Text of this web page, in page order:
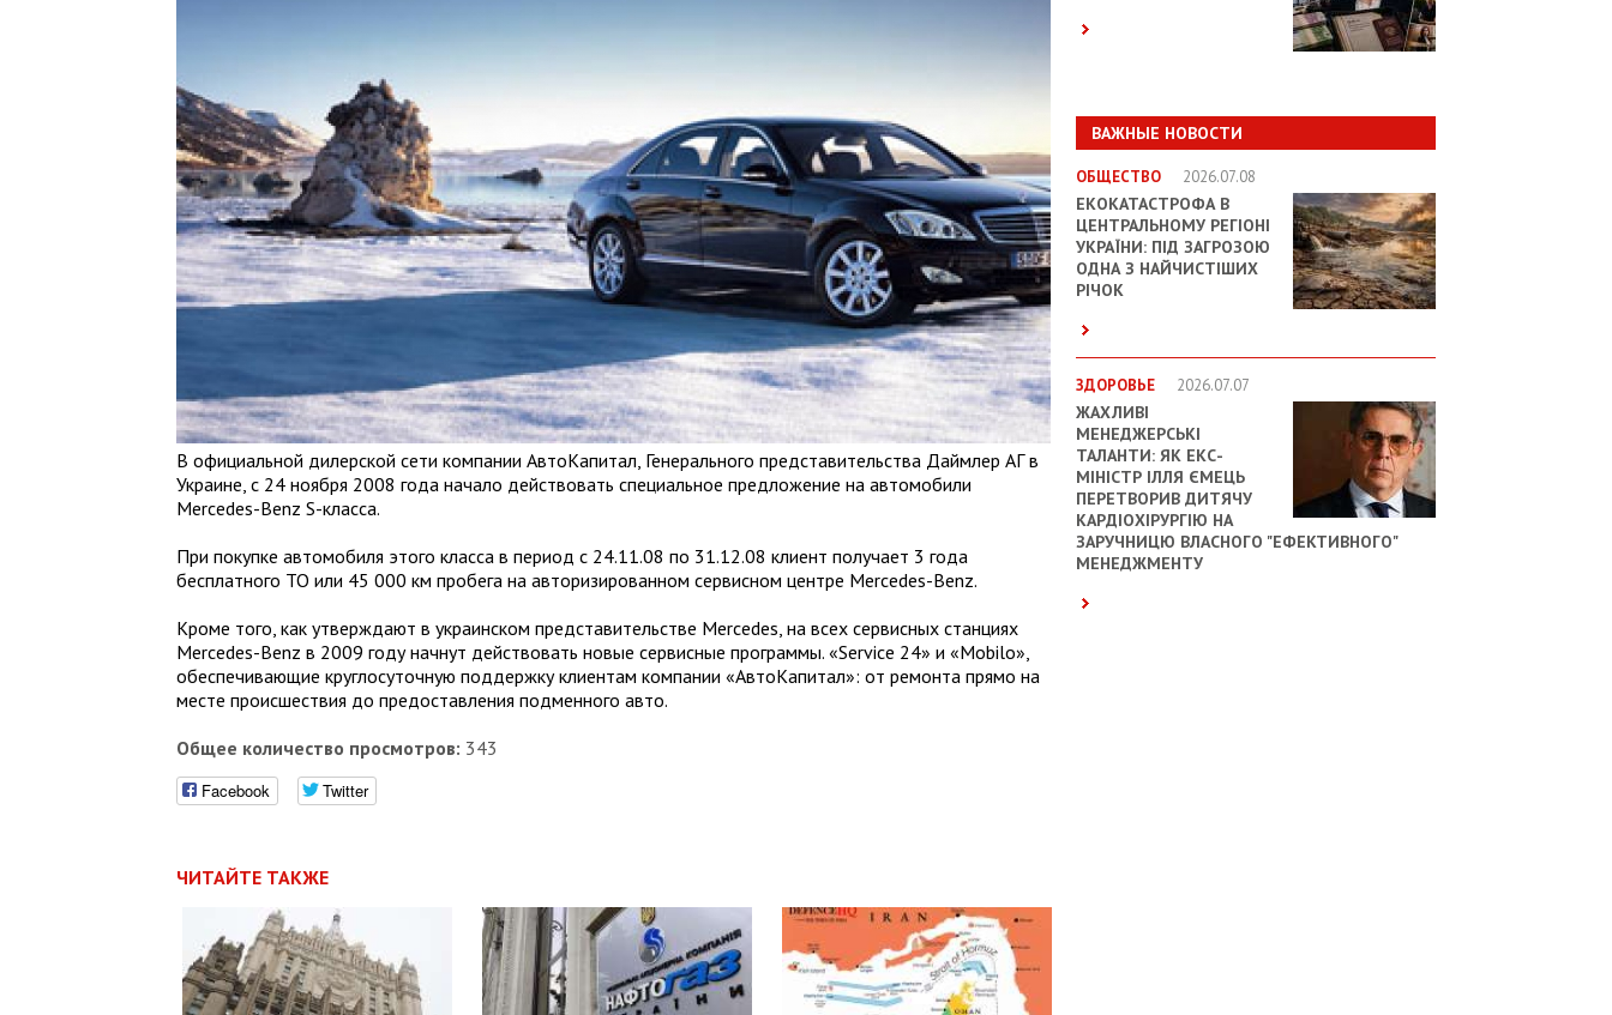
ВАЖНЫЕ НОВОСТИ
ОБЩЕСТВО 2026.07.08
ЕКОКАТАСТРОФА В
ЦЕНТРАЛЬНОМУ РЕГІОНІ
УКРАЇНИ: ПІД ЗАГРОЗОЮ
ОДНА З НАЙЧИСТІШИХ
РІЧОК
ЗДОРОВЬЕ 2026.07.07
ЖАХЛИВІ
МЕНЕДЖЕРСЬКІ
ТАЛАНТИ: ЯК ЕКС-
МІНІСТР ІЛЛЯ ЄМЕЦЬ
ПЕРЕТВОРИВ ДИТЯЧУ
КАРДІОХІРУРГІЮ НА
ЗАРУЧНИЦЮ ВЛАСНОГО "ЕФЕКТИВНОГО"
МЕНЕДЖМЕНТУ
В официальной дилерской сети компании АвтоКапитал, Генерального представительства Даймлер АГ в
Украине, с 24 ноября 2008 года начало действовать специальное предложение на автомобили
Mercedes-Benz S-класса.
При покупке автомобиля этого класса в период с 24.11.08 по 31.12.08 клиент получает 3 года
бесплатного ТО или 45 000 км пробега на авторизированном сервисном центре Mercedes-Benz.
Кроме того, как утверждают в украинском представительстве Mercedes, на всех сервисных станциях
Mercedes-Benz в 2009 году начнут действовать новые сервисные программы. «Service 24» и «Mobilo»,
обеспечивающие круглосуточную поддержку клиентам компании «АвтоКапитал»: от ремонта прямо на
месте происшествия до предоставления подменного авто.
Общее количество просмотров: 343
Facebook Twitter
ЧИТАЙТЕ ТАКЖЕ